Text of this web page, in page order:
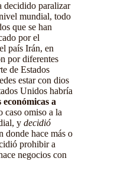
decidido paralizar
mundial, todo
que se han
por el
país Irán, en
por diferentes
de Estados
estar con dios
Unidos habría
económicas a
caso omiso a la
y decidió
donde hace más o
prohibir a
negocios con